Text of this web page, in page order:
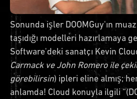
Sonunda işler DOOMGuy'ın
taşıdığı modelleri hazırlamaya
Software'deki sanatçı Kevin
Carmack ve John Romero ile
görebilirsin) ipleri eline almış;
anlamda! Cloud konuyla ilgili